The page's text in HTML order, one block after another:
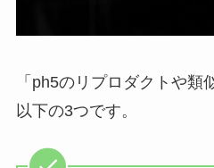
「ph5のリプロダクトや
以下の3つです。